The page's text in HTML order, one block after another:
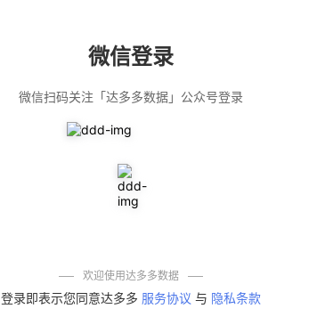
微信登录
微信扫码关注「达多多数据」公众号登录
欢迎使用达多多数据
登录即表示您同意达多多 服务协议 与 隐私条款
【净浮生】油污
重油污去油王污
公仔牌顽渍净洗
衣粉轻松搓洗去
污渍除菌除螨3倍
洁净去渍家用去
免煮开袋即食劲
艾草抽绳式免撕
垃圾袋大号特厚
50% 4,154